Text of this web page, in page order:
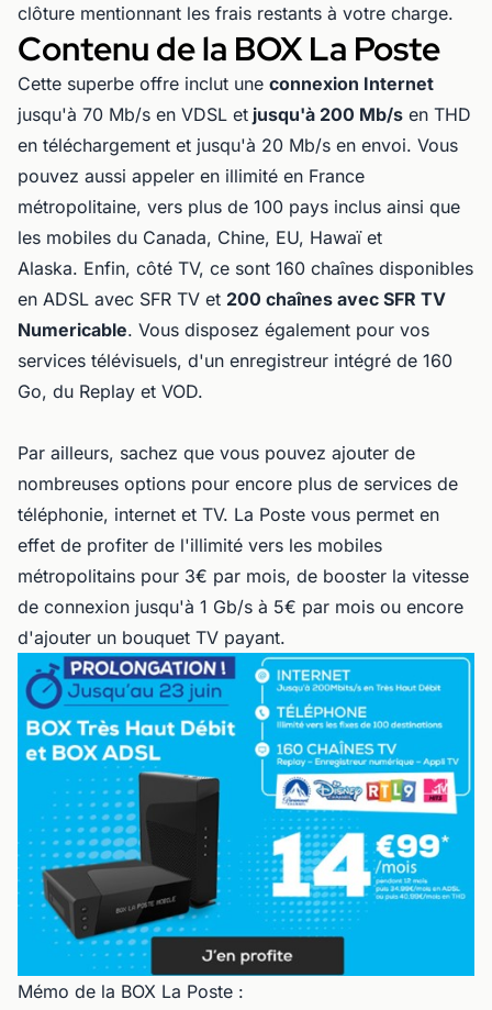
clôture mentionnant les frais restants à votre charge.
Contenu de la BOX La Poste
Cette superbe offre inclut une connexion Internet
jusqu'à 70 Mb/s en VDSL et jusqu'à 200 Mb/s en THD
en téléchargement et jusqu'à 20 Mb/s en envoi. Vous
pouvez aussi appeler en illimité en France
métropolitaine, vers plus de 100 pays inclus ainsi que
les mobiles du Canada, Chine, EU, Hawaï et
Alaska. Enfin, côté TV, ce sont 160 chaînes disponibles
en ADSL avec SFR TV et 200 chaînes avec SFR TV
Numericable. Vous disposez également pour vos
services télévisuels, d'un enregistreur intégré de 160
Go, du Replay et VOD.
Par ailleurs, sachez que vous pouvez ajouter de
nombreuses options pour encore plus de services de
téléphonie, internet et TV. La Poste vous permet en
effet de profiter de l'illimité vers les mobiles
métropolitains pour 3€ par mois, de booster la vitesse
de connexion jusqu'à 1 Gb/s à 5€ par mois ou encore
d'ajouter un bouquet TV payant.
Mémo de la BOX La Poste :